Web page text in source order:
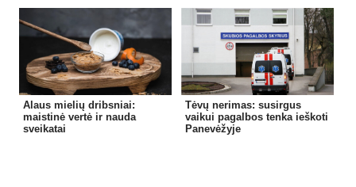
Alaus mielių dribsniai:
maistinė vertė ir nauda
sveikatai
Tėvų nerimas: susirgus
vaikui pagalbos tenka ieškoti
Panevėžyje